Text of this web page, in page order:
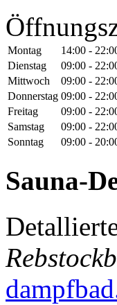
Montag
14:00 -
Dienstag
09:00 -
Mittwoch
09:00 -
Donnerstag 09:00 -
Freitag
09:00 -
Samstag
09:00 -
Sonntag
09:00 -
Sauna-